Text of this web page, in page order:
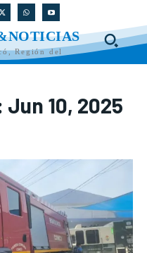
Región del
10, 2025